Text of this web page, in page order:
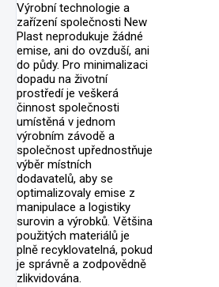
Výrobní technologie a
zařízení společnosti New
Plast neprodukuje žádné
emise, ani do ovzduší, ani
do půdy. Pro minimalizaci
dopadu na životní
prostředí je veškerá
činnost společnosti
umístěná v jednom
výrobním závodě a
společnost upřednostňuje
výběr místních
dodavatelů, aby se
optimalizovaly emise z
manipulace a logistiky
surovin a výrobků. Většina
použitých materiálů je
plně recyklovatelná, pokud
je správně a zodpovědně
zlikvidována.